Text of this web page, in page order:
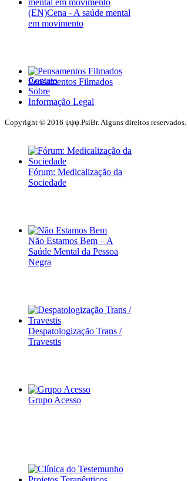
(EN)Cena - A saúde mental
em movimento
Pensamentos Filmados
Fórum: Medicalização da
Sociedade
Não Estamos Bem – A
Saúde Mental da Pessoa
Negra
Despatologização Trans /
Travestis
Grupo Acesso
Contato
Sobre
Informação Legal
Copyright © 2016 ψψψ.PsiBr. Alguns direitos reservados.